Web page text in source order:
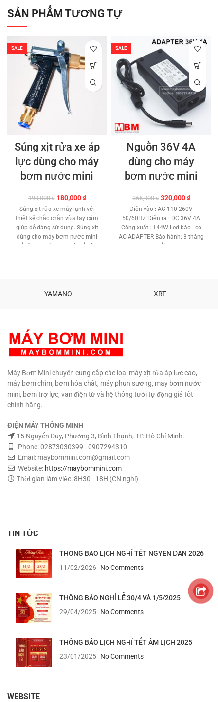
SẢN PHẨM TƯƠNG TỰ
SALE
Súng xịt rửa xe áp
lực dùng cho máy
bơm nước mini
190,000₫ Giá
gốc
là:
190,000 ₫.
180,000₫Giá
hiện
tại
180,000 ₫.
Súng xịt rửa xe máy lạnh với
thiệt kế chắc chắn vừa tay cầm
giúp dể dàng sử dụng. Súng xịt
dùng cho máy bơm nước mini
để rửa xe máy lạnh có thể đều
Ship hàng đi toàn quốc
SALE
Nguồn 36V 4A
dùng cho máy
bơm nước mini
365,000₫ Giá
gốc
365,000 ₫.
320,000₫Giá
hiện
tại
320,000
Điện vào : AC 110-260V
50/60HZ Điện ra : DC 36V 4A
Công xuất : 144W Led báo : có
AC ADAPTER Bảo hành: 3 tháng
1 đổi 1
YAMANO XRT
Máy Bơm Mini chuyên cung cấp các loại máy xịt rửa áp lực cao,
máy bơm chìm, bơm hóa chất, máy phun sương, máy bơm nước
mini, bơm trợ lực, van điện từ và hệ thống tưới tự động giá tốt
chính hãng.
ĐIỆN MÁY THÔNG MINH
15 Nguyễn Duy, Phường 3, Bình Thạnh, TP. Hồ Chí Minh.
Phone: 02873030399 - 0907294310
Email: maybommini.com@gmail.com
Website: https://maybommini.com
Thời gian làm việc: 8H30 - 18H (CN nghỉ)
TIN TỨC
THÔNG BÁO LỊCH NGHỈ TẾT NGYÊN ĐÁN 2026
11/02/2026
No Comments
THÔNG BÁO NGHỈ LỄ 30/4 VÀ 1/5/2025
29/04/2025 No Comments
THÔNG BÁO LỊCH NGHỈ TẾT ÂM LỊCH 2025
23/01/2025 No Comments
WEBSITE